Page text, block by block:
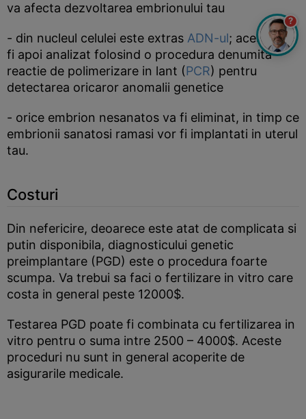
va afecta dezvoltarea embrionului tau
- din nucleul celulei este extras ADN-ul; acesta va
fi apoi analizat folosind o procedura denumita
reactie de polimerizare in lant (PCR) pentru
detectarea oricaror anomalii genetice
- orice embrion nesanatos va fi eliminat, in timp ce
embrionii sanatosi ramasi vor fi implantati in uterul
tau.
Costuri
Din nefericire, deoarece este atat de complicata si
putin disponibila, diagnosticului genetic
preimplantare (PGD) este o procedura foarte
scumpa. Va trebui sa faci o fertilizare in vitro care
costa in general peste 12000$.
Testarea PGD poate fi combinata cu fertilizarea in
vitro pentru o suma intre 2500 – 4000$. Aceste
proceduri nu sunt in general acoperite de
asigurarile medicale.
?